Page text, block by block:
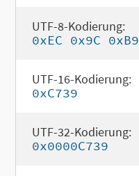
UTF-8-Kodierung:
0xEC 0x9C 0xB9
UTF-16-Kodierung:
0xC739
UTF-32-Kodierung:
0x0000C739